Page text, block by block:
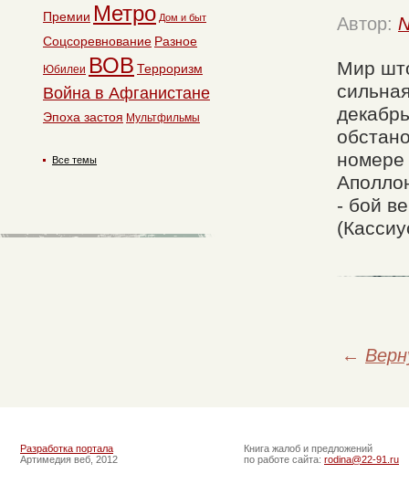
Автор:
Мир
номере
- бой
←
Премии Метро Дом и быт
Соцсоревнование Разное
Юбилеи ВОВ Терроризм
Война в Афганистане
Эпоха застоя Мультфильмы
Все темы
Разработка портала
Артимедия веб, 2012
Книга жалоб и предложений
по работе сайта: rodina@22-91.ru